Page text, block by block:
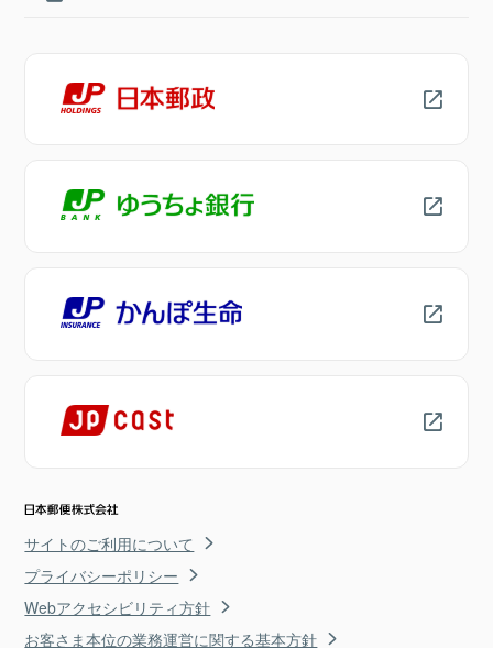
サイトのご利用について
プライバシーポリシー
Webアクセシビリティ方針
お客さま本位の業務運営に関する基本方針